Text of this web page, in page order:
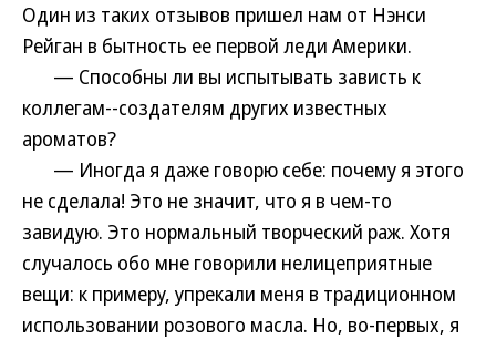
Один из таких отзывов пришел нам от Нэнси
Рейган в бытность ее первой леди Америки.
— Способны ли вы испытывать зависть к
коллегам--создателям других известных
ароматов?
— Иногда я даже говорю себе: почему я этого
не сделала! Это не значит, что я в чем-то
завидую. Это нормальный творческий раж. Хотя
случалось обо мне говорили нелицеприятные
вещи: к примеру, упрекали меня в традиционном
использовании розового масла. Но, во-первых, я